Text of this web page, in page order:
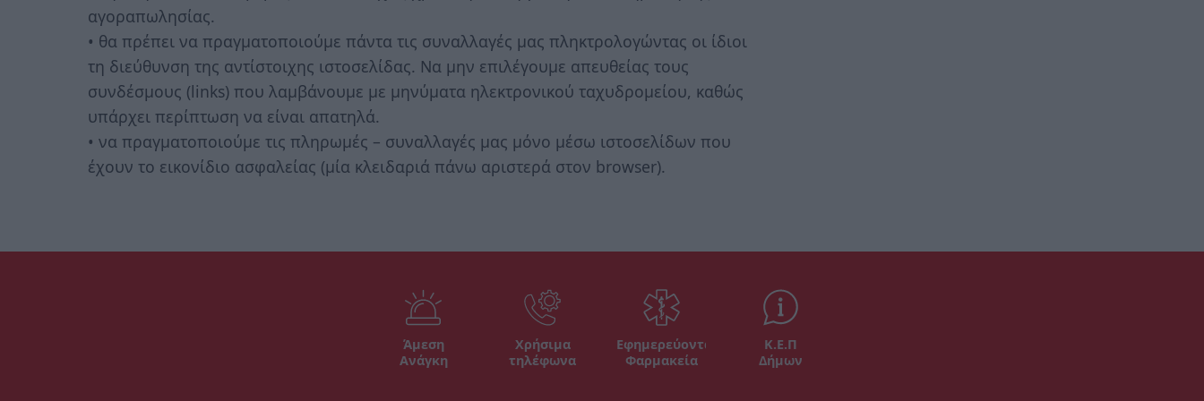
αγοραπωλησίας.
• θα πρέπει να πραγματοποιούμε πάντα τις συναλλαγές μας πληκτρολογώντας οι ίδιοι
τη διεύθυνση της αντίστοιχης ιστοσελίδας. Να μην επιλέγουμε απευθείας τους
συνδέσμους (links) που λαμβάνουμε με μηνύματα ηλεκτρονικού ταχυδρομείου, καθώς
υπάρχει περίπτωση να είναι απατηλά.
• να πραγματοποιούμε τις πληρωμές – συναλλαγές μας μόνο μέσω ιστοσελίδων που
έχουν το εικονίδιο ασφαλείας (μία κλειδαριά πάνω αριστερά στον browser).
Άμεση
Ανάγκη
Χρήσιμα
τηλέφωνα
Εφημερεύοντα
Φαρμακεία
Κ.Ε.Π
Δήμων